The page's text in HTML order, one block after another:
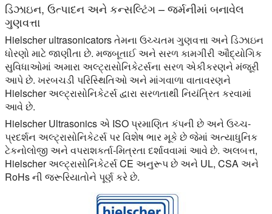
ડિઝાઇન, ઉત્પાદન અને કન્સલ્ટિંગ – જર્મનીમાં બનાવેલ
ગુણવત્તા
Hielscher ultrasonicators તેમના ઉચ્ચતમ ગુણવત્તા અને ડિઝાઇન
ધોરણો માટે જાણીતા છે. મજબૂતાઈ અને સરળ કામગીરી ઔદ્યોગિક
સુવિધાઓમાં અમારા અલ્ટ્રાસોનિકેટર્સના સરળ એકીકરણને મંજૂરી
આપે છે. ખરબચડી પરિસ્થિતિઓ અને માંગવાળા વાતાવરણને
Hielscher અલ્ટ્રાસોનિકેટર્સ દ્વારા સરળતાથી નિયંત્રિત કરવામાં
આવે છે.
Hielscher Ultrasonics એ ISO પ્રમાણિત કંપની છે અને ઉચ્ચ-
પ્રદર્શન અલ્ટ્રાસોનિકેટર્સ પર વિશેષ ભાર મૂકે છે જેમાં અત્યાધુનિક
ટેકનોલોજી અને વપરાશકર્તા-મિત્રતા દર્શાવવામાં આવે છે. અલબત્ત,
Hielscher અલ્ટ્રાસોનિકેટર્સ CE અનુરૂપ છે અને UL, CSA અને
RoHs ની જરૂરિયાતોને પૂર્ણ કરે છે.